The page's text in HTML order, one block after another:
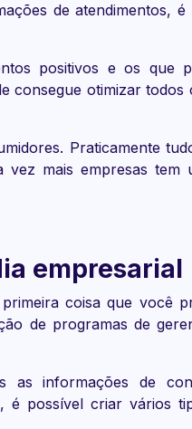
de atendimentos,
positivos e os que
consegue otimizar todos
Praticamente
mais empresas tem
empresarial
coisa que você
de programas de
as informações de
é possível criar vários